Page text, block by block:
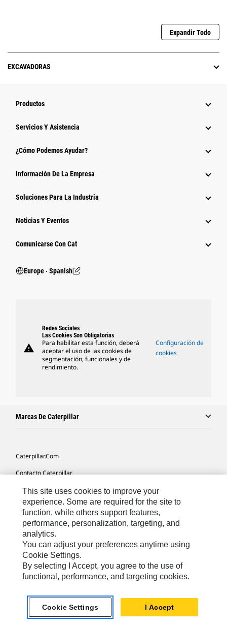
Expandir Todo
EXCAVADORAS
Productos
Servicios Y Asistencia
¿Cómo Podemos Ayudar?
Información De La Empresa
Soluciones Para La Industria
Noticias Y Eventos
Comunicarse Con Cat
Europe ‧ Spanish
warning
Redes Sociales
Las Cookies Son Obligatorias
Para habilitar esta función, deberá
aceptar el uso de las cookies de
segmentación, funcionales y de
rendimiento.
Configuración de
cookies
Marcas De Caterpillar
Caterpillar.com
Contacto Caterpillar
Mis Preferencias De Marketing
Mapa Del Sitio
Cookie Settings
Aviso Legal
Privacidad
Europe-Spanish© 2026 Caterpillar. Reservados todos los derechos
This site uses cookies to improve your
experience. Some are required for the site to
function, while others support features,
performance, personalization, targeting, and
analytics.
You can adjust your preferences anytime using
Cookie Settings.
By selecting I Accept, you agree to the use of
functional, performance, and targeting cookies.
Cookie Settings I Accept